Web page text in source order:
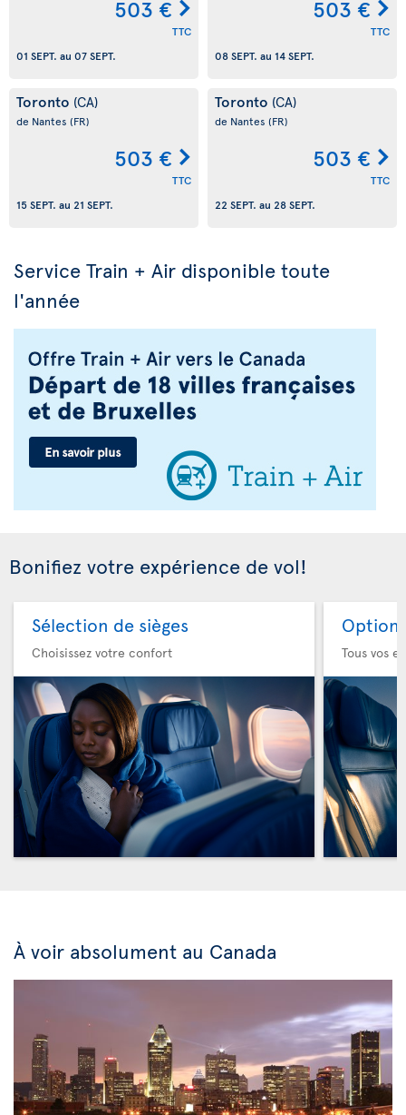
503 €
TTC
01 SEPT. au 07 SEPT.
503 €
TTC
08 SEPT. au 14 SEPT.
Toronto (CA)
de Nantes (FR)
503 €
TTC
15 SEPT. au 21 SEPT.
Toronto (CA)
de Nantes (FR)
503 €
TTC
22 SEPT. au 28 SEPT.
Service Train + Air disponible toute
l'année
Bonifiez votre expérience de vol!
Sélection de sièges
Choisissez votre confort
Option
Tous vos
À voir absolument au Canada